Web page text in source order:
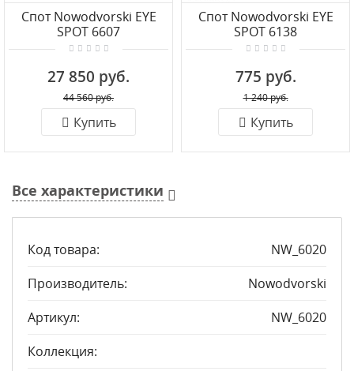
Спот Nowodvorski EYE
SPOT 6607
27 850 руб.
44 560 руб.
Купить
Спот Nowodvorski EYE
SPOT 6138
775 руб.
1 240 руб.
Купить
Все характеристики
Код товара:
NW_6020
Производитель:
Nowodvorski
Артикул:
NW_6020
Коллекция: